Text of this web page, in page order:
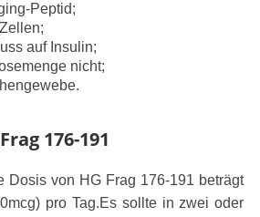
Peptid;
auf Insulin;
nicht;
176-191
Dosis von HG Frag 176-191 beträgt
mcg) pro Tag.Es sollte in zwei oder